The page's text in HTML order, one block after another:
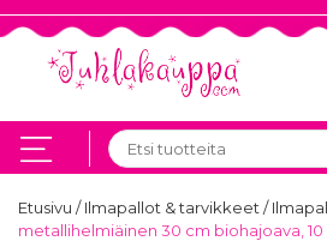
Etusivu /Ilmapallot & tarvikkeet/
metallihelmiäinen 30 cm biohajoava, 10